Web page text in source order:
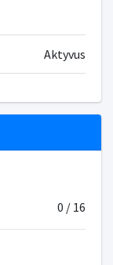
Aktyvus
0 / 16